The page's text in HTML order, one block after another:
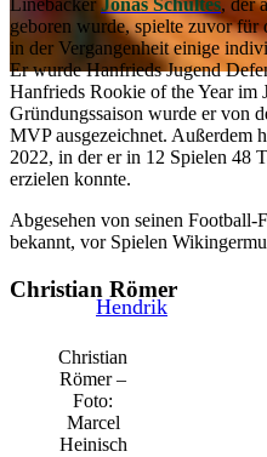
Leipzig
Kings
und
Hendrik
Linebacker Jonas Schultes, der
geboren wurde, spielte zuvor für
in der Vergangenheit einige
Er wurde Hanfrieds Jugend
Hanfrieds Rookie of the Year im
Gründungssaison wurde er von
MVP ausgezeichnet. Außerdem
2022, in der er in 12 Spielen 48
erzielen konnte.
Abgesehen von seinen Football-
bekannt, vor Spielen
Christian Römer
Christian
Römer –
Foto:
Marcel
Heinisch